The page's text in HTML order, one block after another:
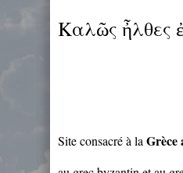
Καλῶς ἦλθες
Site consacré à la Grèce